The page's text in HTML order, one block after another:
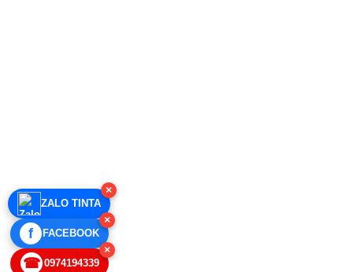
×
ZALO TINTA
×
f FACEBOOK
×
☎ 0974194339